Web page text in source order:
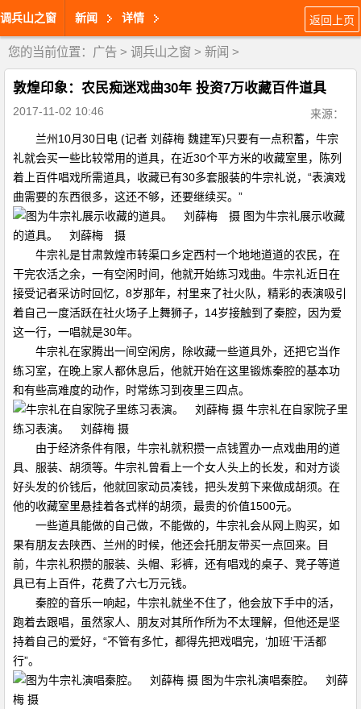
调兵山之窗 新闻 详情 返回上页
您的当前位置： 广告 > 调兵山之窗 > 新闻 >
敦煌印象：农民痴迷戏曲30年 投资7万收藏百件道具
2017-11-02 10:46
来源：
兰州10月30日电 (记者 刘薛梅 魏建军)只要有一点积蓄，牛宗
礼就会买一些比较常用的道具，在近30个平方米的收藏室里，陈列
着上百件唱戏所需道具，收藏已有30多套服装的牛宗礼说，“表演戏
曲需要的东西很多，这还不够，还要继续买。”
图为牛宗礼展示收藏
的道具。 刘薛梅 摄
牛宗礼是甘肃敦煌市转渠口乡定西村一个地地道道的农民，在
干完农活之余，一有空闲时间，他就开始练习戏曲。牛宗礼近日在
接受记者采访时回忆，8岁那年，村里来了社火队，精彩的表演吸引
着自己一度活跃在社火场子上舞狮子，14岁接触到了秦腔，因为爱
这一行，一唱就是30年。
牛宗礼在家腾出一间空闲房，除收藏一些道具外，还把它当作
练习室，在晚上家人都休息后，他就开始在这里锻炼秦腔的基本功
和有些高难度的动作，时常练习到夜里三四点。
牛宗礼在自家院子里
练习表演。 刘薛梅 摄
由于经济条件有限，牛宗礼就积攒一点钱置办一点戏曲用的道
具、服装、胡须等。牛宗礼曾看上一个女人头上的长发，和对方谈
好头发的价钱后，他就回家动员凑钱，把头发剪下来做成胡须。在
他的收藏室里悬挂着各式样的胡须，最贵的价值1500元。
一些道具能做的自己做，不能做的，牛宗礼会从网上购买，如
果有朋友去陕西、兰州的时候，他还会托朋友带买一点回来。目
前，牛宗礼积攒的服装、头帽、彩裤，还有唱戏的桌子、凳子等道
具已有上百件，花费了六七万元钱。
秦腔的音乐一响起，牛宗礼就坐不住了，他会放下手中的活，
跑着去跟唱，虽然家人、朋友对其所作所为不太理解，但他还是坚
持着自己的爱好，“不管有多忙，都得先把戏唱完，‘加班’干活都
行”。
图为牛宗礼演唱秦腔。 刘薛
梅 摄